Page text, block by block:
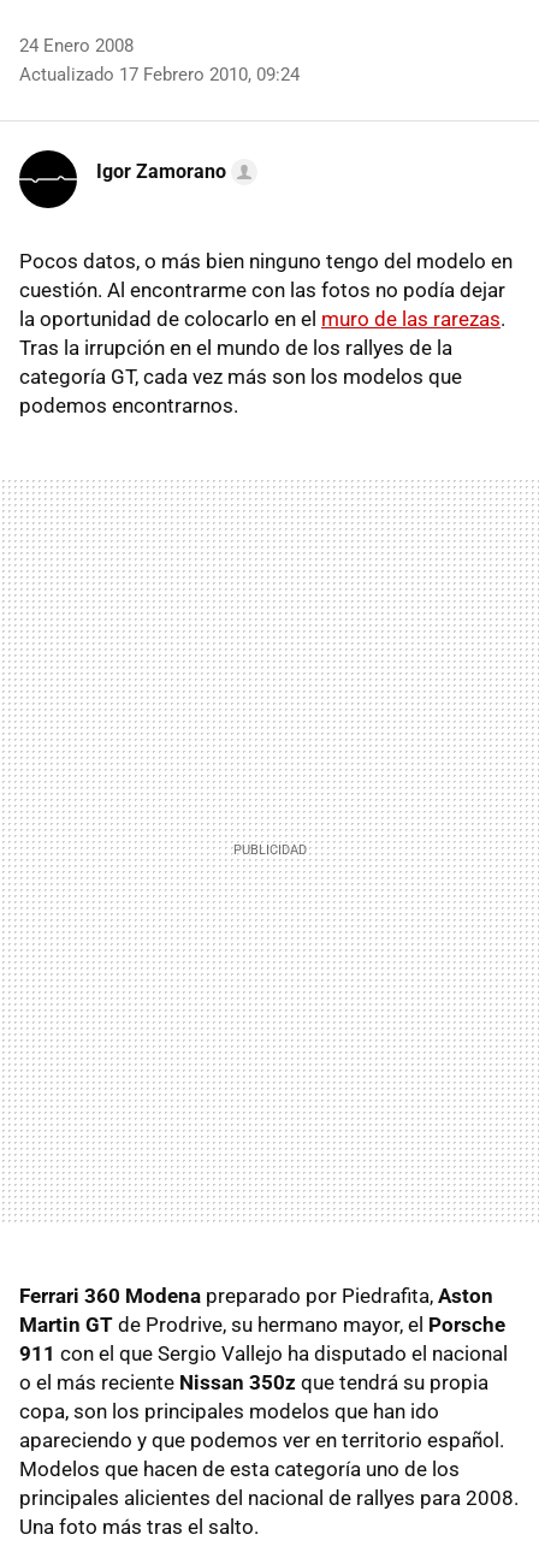
24 Enero 2008
Actualizado 17 Febrero 2010, 09:24
Igor Zamorano
Pocos datos, o más bien ninguno tengo del modelo en
cuestión. Al encontrarme con las fotos no podía dejar
la oportunidad de colocarlo en el muro de las rarezas.
Tras la irrupción en el mundo de los rallyes de la
categoría GT, cada vez más son los modelos que
podemos encontrarnos.
Ferrari 360 Modena preparado por Piedrafita, Aston
Martin GT de Prodrive, su hermano mayor, el Porsche
911 con el que Sergio Vallejo ha disputado el nacional
o el más reciente Nissan 350z que tendrá su propia
copa, son los principales modelos que han ido
apareciendo y que podemos ver en territorio español.
Modelos que hacen de esta categoría uno de los
principales alicientes del nacional de rallyes para 2008.
Una foto más tras el salto.